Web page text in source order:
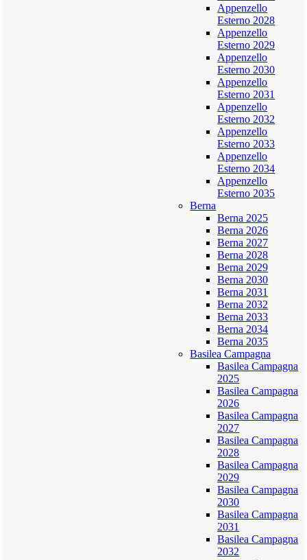
Appenzello
Esterno 2028
Appenzello
Esterno 2029
Appenzello
Esterno 2030
Appenzello
Esterno 2031
Appenzello
Esterno 2032
Appenzello
Esterno 2033
Appenzello
Esterno 2034
Appenzello
Esterno 2035
Berna
Berna 2025
Berna 2026
Berna 2027
Berna 2028
Berna 2029
Berna 2030
Berna 2031
Berna 2032
Berna 2033
Berna 2034
Berna 2035
Basilea Campagna
Basilea Campagna
2025
Basilea Campagna
2026
Basilea Campagna
2027
Basilea Campagna
2028
Basilea Campagna
2029
Basilea Campagna
2030
Basilea Campagna
2031
Basilea Campagna
2032